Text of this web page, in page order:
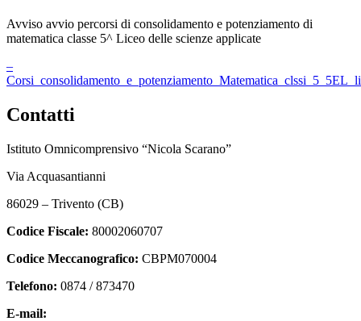
Avviso avvio percorsi di consolidamento e potenziamento di
matematica classe 5^ Liceo delle scienze applicate
–
Contatti
Istituto Omnicomprensivo “Nicola Scarano”
Via Acquasantianni
86029 – Trivento (CB)
Codice Fiscale: 80002060707
Codice Meccanografico: CBPM070004
Telefono: 0874 / 873470
E-mail: